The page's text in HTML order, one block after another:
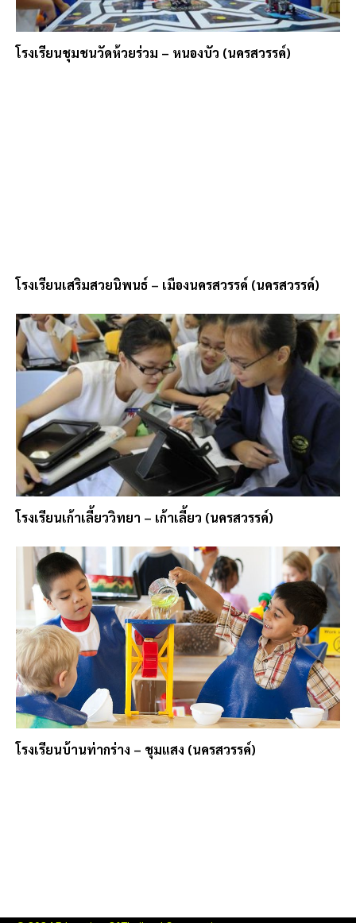
โรงเรียนชุมชนวัดห้วยร่วม – หนองบัว (นครสวรรค์)
โรงเรียนเสริมสวยนิพนธ์ – เมืองนครสวรรค์ (นครสวรรค์)
โรงเรียนเก้าเลี้ยววิทยา – เก้าเลี้ยว (นครสวรรค์)
โรงเรียนบ้านท่ากร่าง – ชุมแสง (นครสวรรค์)